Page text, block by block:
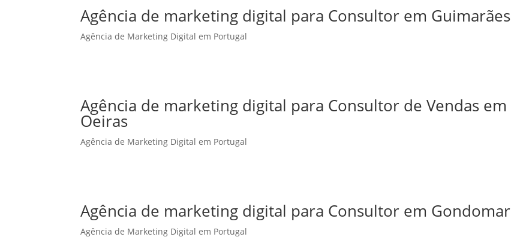
Agência de marketing digital para Consultor em Guimarães
Agência de Marketing Digital em Portugal
Agência de marketing digital para Consultor de Vendas em
Oeiras
Agência de Marketing Digital em Portugal
Agência de marketing digital para Consultor em Gondomar
Agência de Marketing Digital em Portugal